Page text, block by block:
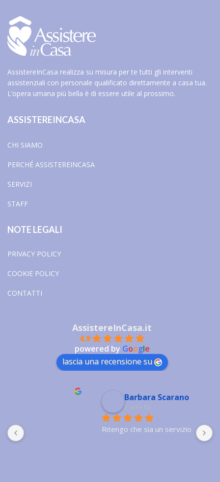
AssistereInCasa realizza su misura per te tutti gli interventi
assistenziali con personale qualificato direttamente a casa tua.
L’opera umana più bella è di essere utile al prossimo.
ASSISTEREINCASA
CHI SIAMO
PERCHÉ ASSISTEREINCASA
SERVIZI
STAFF
NOTE LEGALI
PRIVACY POLICY
COOKIE POLICY
CONTATTI
AssistereInCasa.it
4.9
powered by Google
lascia una recensione su
Barbara Scarano
Ritengo che sia un servizio eccellente